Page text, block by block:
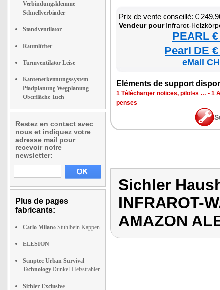
Verbindungsklemme
Schnellverbinder
Standventilator
Raumlüfter
Turmventilator Leise
Kantenerkennungssystem
Pfadplanung Wegplanung
Oberfläche Tuch
Restez en contact avec
nous et indiquez votre
adresse mail pour
recevoir notre
newsletter:
Plus de pages
fabricants:
Carlo Milano Stuhlbein-Kappen
ELESION
Semptec Urban Survival
Technology Dunkel-Heizstrahler
Sichler Exclusive
Prix de vente conseillé: €
Ven­deur pourInfra­rot-
PEARL
Pearl DE
eMall
Elé­ments de sup­port
1 Télé­char­ger notices, pilotes … • 1
penses
Sichler
INFRAROT-
AMAZON